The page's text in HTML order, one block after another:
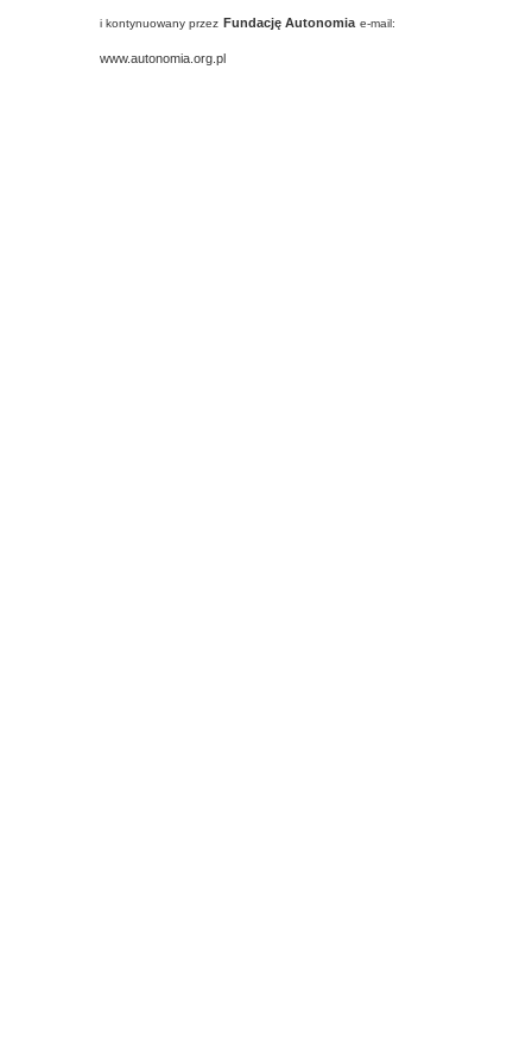
i kontynuowany przez Fundację Autonomia e-mail:
www.autonomia.org.pl